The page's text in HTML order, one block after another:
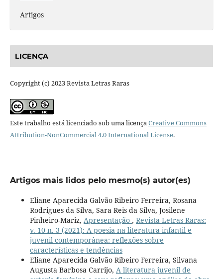
Artigos
LICENÇA
Copyright (c) 2023 Revista Letras Raras
Este trabalho está licenciado sob uma licençaCreative Commons
Attribution-NonCommercial 4.0 International License.
Artigos mais lidos pelo mesmo(s) autor(es)
Eliane Aparecida Galvão Ribeiro Ferreira, Rosana
Rodrigues da Silva, Sara Reis da Silva, Josilene
Pinheiro-Mariz, Apresentação , Revista Letras Raras:
v. 10 n. 3 (2021): A poesia na literatura infantil e
juvenil contemporânea: reflexões sobre
características e tendências
Eliane Aparecida Galvão Ribeiro Ferreira, Silvana
Augusta Barbosa Carrijo, A literatura juvenil de